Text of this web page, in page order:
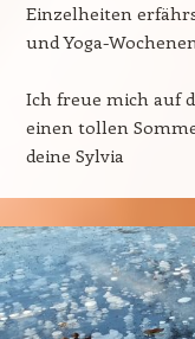
Einzelheiten
und Yoga-
Ich freue mich auf
einen tollen
deine Sylvia